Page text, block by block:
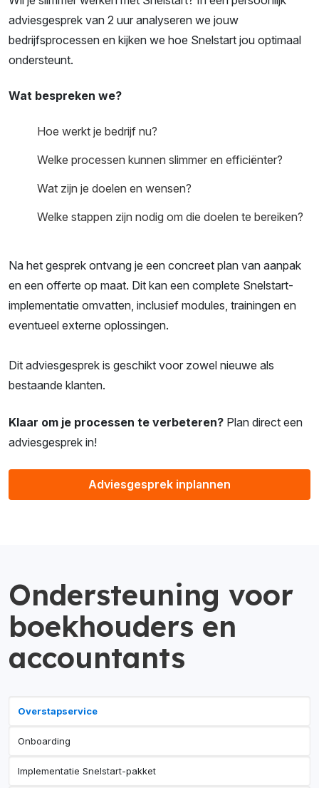
adviesgesprek van 2 uur analyseren we jouw
bedrijfsprocessen en kijken we hoe Snelstart jou optimaal
ondersteunt.
Wat bespreken we?
Hoe werkt je bedrijf nu?
Welke processen kunnen slimmer en efficiënter?
Wat zijn je doelen en wensen?
Welke stappen zijn nodig om die doelen te bereiken?
Na het gesprek ontvang je een concreet plan van aanpak
en een offerte op maat. Dit kan een complete Snelstart-
implementatie omvatten, inclusief modules, trainingen en
eventueel externe oplossingen.
Dit adviesgesprek is geschikt voor zowel nieuwe als
bestaande klanten.
Klaar om je processen te verbeteren? Plan direct een
adviesgesprek in!
Adviesgesprek inplannen
Ondersteuning voor
boekhouders en
accountants
Overstapservice
Onboarding
Implementatie Snelstart-pakket